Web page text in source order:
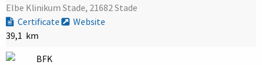
Elbe Klinikum Stade, 21682 Stade
Certificate
Website
39,1 km
BFK